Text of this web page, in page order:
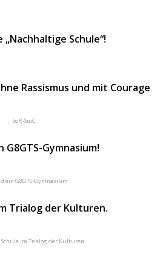
„Nachhaltige Schule“!
Rassismus und mit Courage
SoR-SmC
G8GTS-Gymnasium!
ein G8GTS-Gymnasium
Trialog der Kulturen.
im Trialog der Kulturen